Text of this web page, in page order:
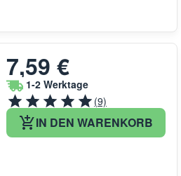
7,59 €
1-2 Werktage
(9)
IN DEN WARENKORB